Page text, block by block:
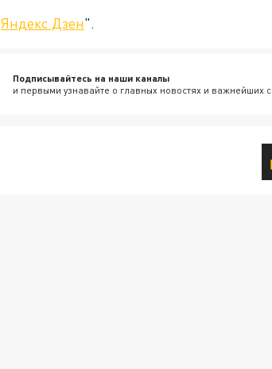
Яндекс.Дзен".
Подписывайтесь на наши каналы
и первыми узнавайте о главных новостях и важнейших